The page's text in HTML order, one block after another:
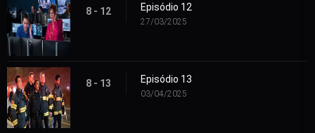
8 - 12 Episódio 12
27/03/2025
8 - 13 Episódio 13
03/04/2025